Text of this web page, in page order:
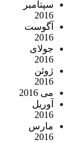
سپتامبر
2016
آگوست
2016
جولای
2016
ژوئن
2016
می 2016
آوریل
2016
مارس
2016